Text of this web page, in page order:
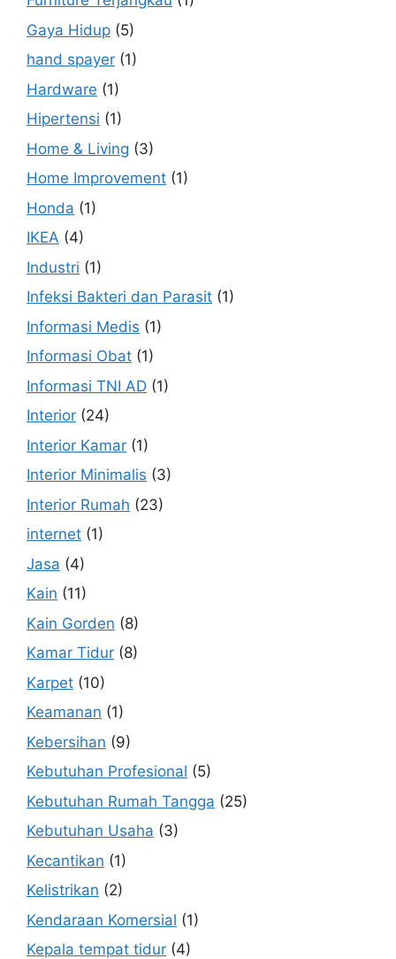
Gaya Hidup (5)
hand spayer (1)
Hardware (1)
Hipertensi (1)
Home & Living (3)
Home Improvement (1)
Honda (1)
IKEA (4)
Industri (1)
Infeksi Bakteri dan Parasit (1)
Informasi Medis (1)
Informasi Obat (1)
Informasi TNI AD (1)
Interior (24)
Interior Kamar (1)
Interior Minimalis (3)
Interior Rumah (23)
internet (1)
Jasa (4)
Kain (11)
Kain Gorden (8)
Kamar Tidur (8)
Karpet (10)
Keamanan (1)
Kebersihan (9)
Kebutuhan Profesional (5)
Kebutuhan Rumah Tangga (25)
Kebutuhan Usaha (3)
Kecantikan (1)
Kelistrikan (2)
Kendaraan Komersial (1)
Kepala tempat tidur (4)